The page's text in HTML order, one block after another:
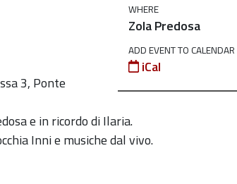
WHERE
Zola Predosa
ADD EVENT TO CALENDAR
iCal
3, Ponte
e in ricordo di Ilaria.
Inni e musiche dal vivo.